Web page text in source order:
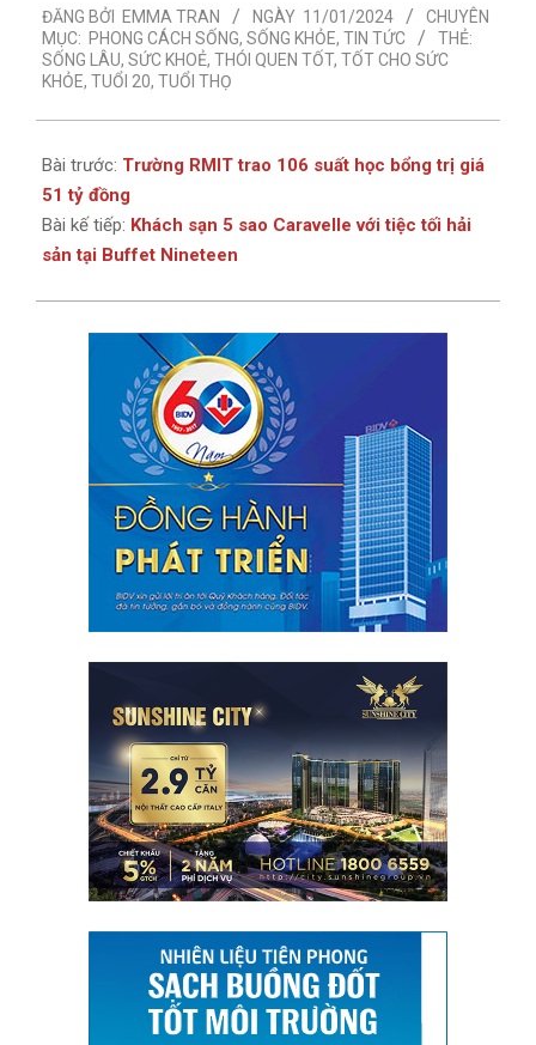
01-
11
ĐĂNG BỞI EMMA TRAN NGÀY 11/01/2024
CHUYÊN
MỤC: PHONG CÁCH SỐNG, SỐNG KHỎE, TIN TỨC
THẺ:
SỐNG LÂU, SỨC KHOẺ, THÓI QUEN TỐT, TỐT CHO SỨC
KHỎE, TUỔI 20, TUỔI THỌ
Bài trước: Trường RMIT trao 106 suất học bổng trị giá
51 tỷ đồng
Bài kế tiếp: Khách sạn 5 sao Caravelle với tiệc tối hải
sản tại Buffet Nineteen